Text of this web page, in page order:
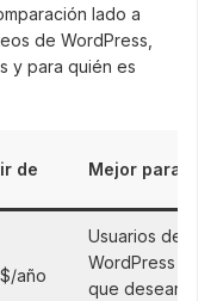
lado a
de WordPress,
y para quién es
de Mejor para
año
Usuarios de
WordPress
que desean